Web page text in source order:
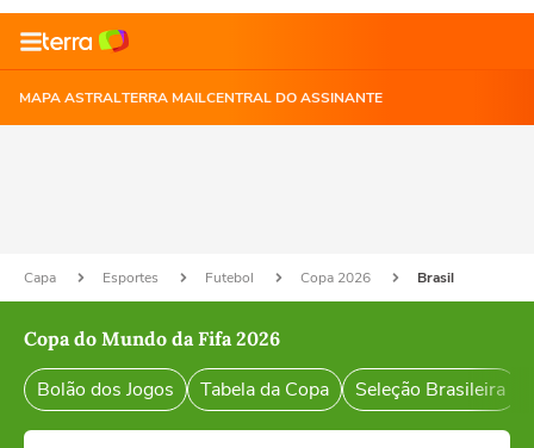
MAPA ASTRALTERRA MAILCENTRAL DO ASSINANTE
Capa Esportes Futebol Copa 2026 Brasil
Copa do Mundo da Fifa 2026
Bolão dos Jogos Tabela da Copa Seleção Brasileira